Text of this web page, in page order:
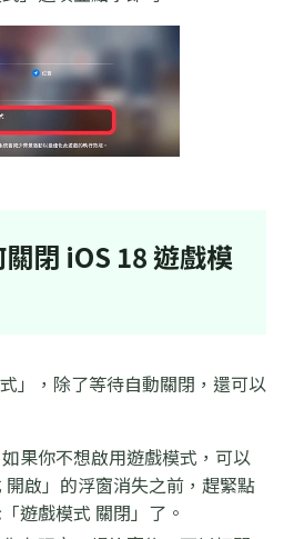
閉 iOS 18 遊戲模
」，除了等待自動關閉，還可以
如果你不想啟用遊戲模式，可以
啟」的浮窗消失之前，趕緊點
遊戲模式 關閉」了。